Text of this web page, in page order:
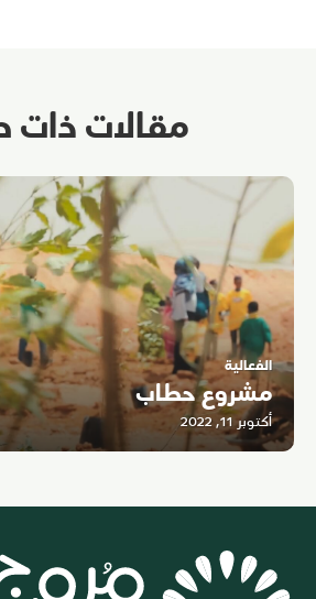
مقالات ذات
الفعالية
مشروع حطاب
أكتوبر 11, 2022